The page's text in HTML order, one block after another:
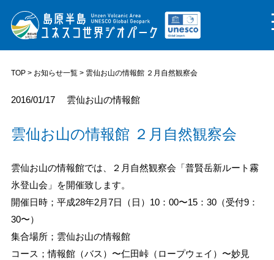
TOP> お知らせ一覧> 雲仙お山の情報館 ２月自然観察会
2016/01/17 雲仙お山の情報館
雲仙お山の情報館 ２月自然観察会
雲仙お山の情報館では、２月自然観察会「普賢岳新ルート霧
氷登山会」を開催致します。
開催日時；平成28年2月7日（日）10：00〜15：30（受付9：
30〜）
集合場所；雲仙お山の情報館
コース；情報館（バス）〜仁田峠（ロープウェイ）〜妙見